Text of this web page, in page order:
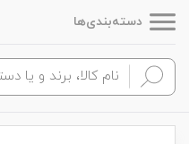
دسته‌بندی‌ها